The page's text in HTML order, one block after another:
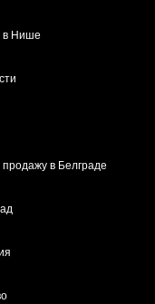
в Нише
в Белграде